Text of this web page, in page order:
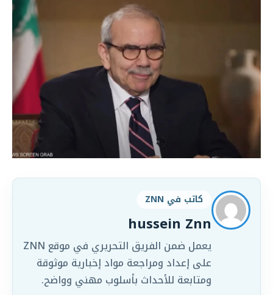
كاتب في ZNN
hussein Znn
يعمل ضمن الفريق التحريري في موقع ZNN
على إعداد ومراجعة مواد إخبارية موثوقة
ومتابعة للأحداث بأسلوب مهني وواضح.